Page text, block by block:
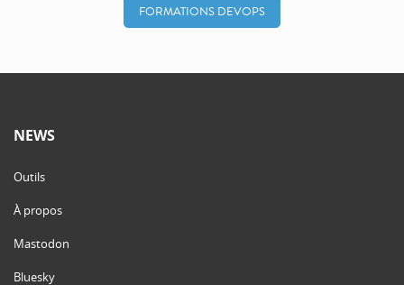
FORMATIONS DEVOPS
NEWS
Outils
À propos
Mastodon
Bluesky